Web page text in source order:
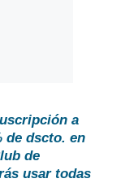
a
de dscto. en
de
usar todas